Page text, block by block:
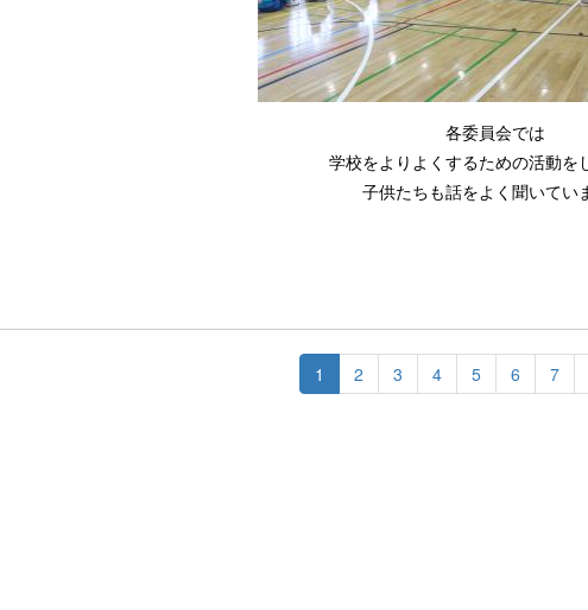
各委員会では
学校をよりよくするための活動を
子供たちも話をよく聞いてい
1 2 3 4 5 6 7